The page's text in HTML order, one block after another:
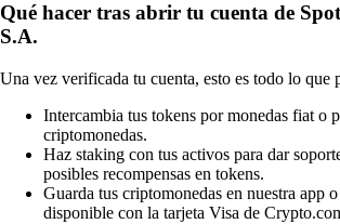
Qué hacer tras abrir tu cuenta de
S.A.
Una vez verificada tu cuenta, esto es todo lo que
Intercambia tus tokens por monedas fiat o
criptomonedas.
Haz staking con tus activos para dar
posibles recompensas en tokens.
Guarda tus criptomonedas en nuestra app
disponible con la tarjeta Visa de